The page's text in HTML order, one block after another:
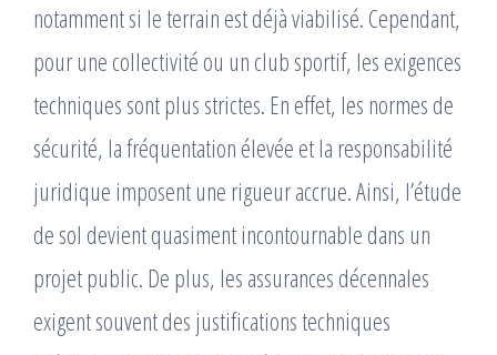
notamment si le terrain est déjà viabilisé. Cependant,
pour une collectivité ou un club sportif, les exigences
techniques sont plus strictes. En effet, les normes de
sécurité, la fréquentation élevée et la responsabilité
juridique imposent une rigueur accrue. Ainsi, l’étude
de sol devient quasiment incontournable dans un
projet public. De plus, les assurances décennales
exigent souvent des justifications techniques